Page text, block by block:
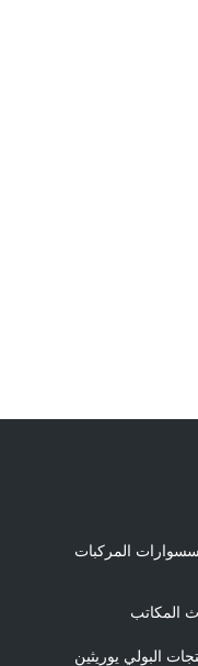
المركبات
المكاتب
البولي يوريثين